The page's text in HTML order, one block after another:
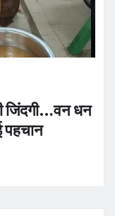
जिंदगी…वन धन
पहचान